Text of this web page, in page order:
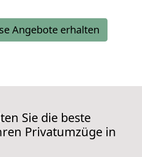
Angebote erhalten
Sie die beste
Privatumzüge in